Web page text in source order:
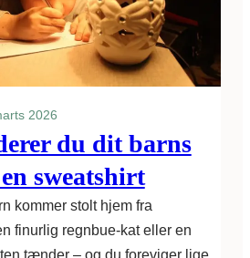
2026
du dit barns
sweatshirt
kommer stolt hjem fra
finurlig regnbue-kat eller en